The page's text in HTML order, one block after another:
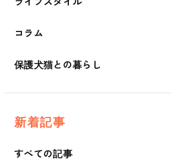
コラム
保護犬猫との暮らし
新着記事
すべての記事